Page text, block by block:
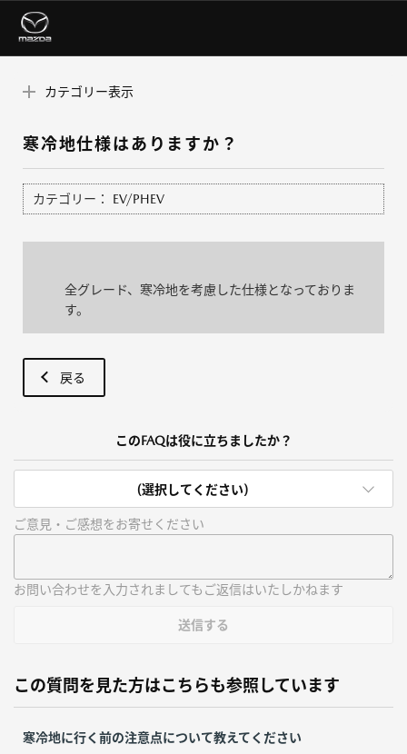
カテゴリー表示
寒冷地仕様はありますか？
カテゴリー： EV/PHEV
全グレード、寒冷地を考慮した仕様となっておりま
す。
戻る
このFAQは役に立ちましたか？
(選択してください)
ご意見・ご感想をお寄せください
お問い合わせを入力されましてもご返信はいたしかねます
送信する
この質問を見た方はこちらも参照しています
寒冷地に行く前の注意点について教えてください